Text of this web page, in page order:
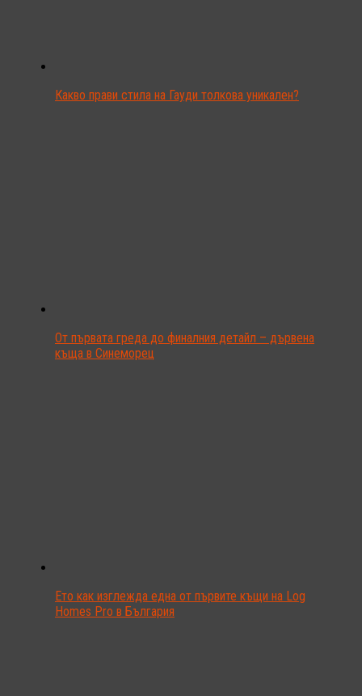
Какво прави стила на Гауди толкова уникален?
От първата греда до финалния детайл – дървена
къща в Синеморец
Ето как изглежда една от първите къщи на Log
Homes Pro в България